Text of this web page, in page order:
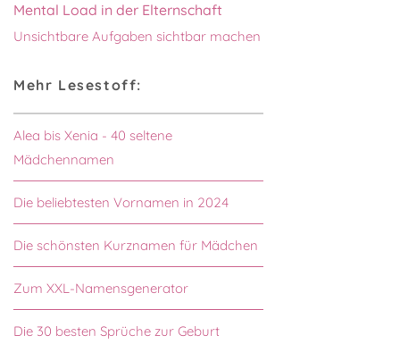
Mental Load in der Elternschaft
Unsichtbare Aufgaben sichtbar machen
Mehr Lesestoff:
Alea bis Xenia - 40 seltene
Mädchennamen
Die beliebtesten Vornamen in 2024
Die schönsten Kurznamen für Mädchen
Zum XXL-Namensgenerator
Die 30 besten Sprüche zur Geburt